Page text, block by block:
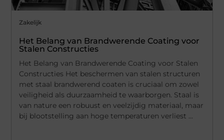
Zakelijk
Het Belang van Brandwerende Coating voor
Stalen Constructies
Het Belang van Brandwerende Coating voor Stalen
Constructies Het beschermen van stalen structuren
met staal brandwerend coaten is cruciaal om zowel
veiligheid als duurzaamheid te waarborgen. Staal is
van nature een robuust en veelzijdig materiaal, maar
bij blootstelling aan hoge temperaturen verliest ...